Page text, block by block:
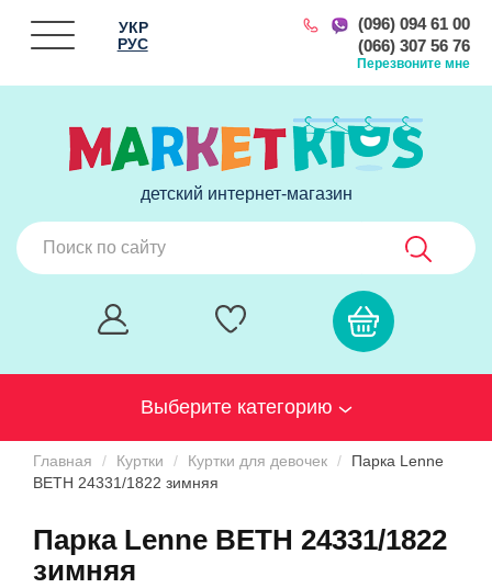
(096) 094 61 00
(066) 307 56 76
Перезвоните мне
УКР
РУС
детский интернет-магазин
Выберите категорию
Главная Куртки Куртки для девочек
Парка Lenne
BETH 24331/1822 зимняя
Парка Lenne BETH 24331/1822
зимняя